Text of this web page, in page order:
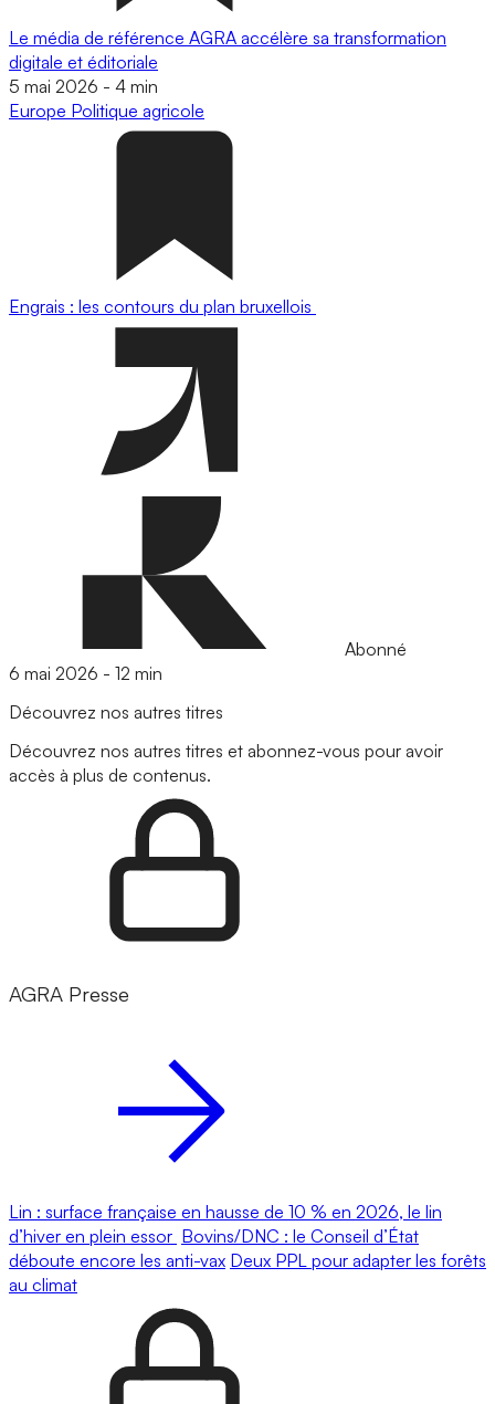
Le média de référence AGRA accélère sa transformation
digitale et éditoriale
5 mai 2026 - 4 min
Europe Politique agricole
Engrais : les contours du plan bruxellois
Abonné
6 mai 2026 - 12 min
Découvrez nos autres titres
Découvrez nos autres titres et abonnez-vous pour avoir
accès à plus de contenus.
AGRA Presse
Lin : surface française en hausse de 10 % en 2026, le lin
d’hiver en plein essor Bovins/DNC : le Conseil d’État
déboute encore les anti-vax Deux PPL pour adapter les forêts
au climat